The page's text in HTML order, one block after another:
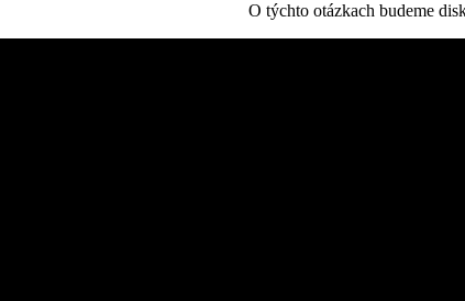
O týchto otázkach budeme